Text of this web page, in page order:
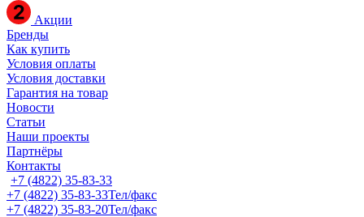
Акции
Бренды
Как купить
Условия оплаты
Условия доставки
Гарантия на товар
Новости
Статьи
Наши проекты
Партнёры
Контакты
+7 (4822) 35-83-33
+7 (4822) 35-83-33Тел/факс
+7 (4822) 35-83-20Тел/факс